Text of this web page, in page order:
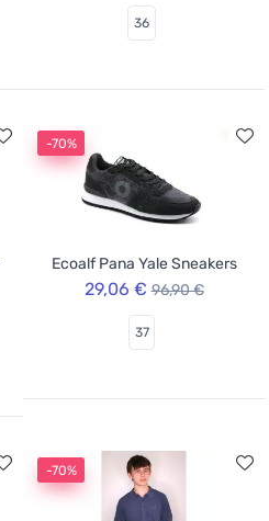
36
-70%
Ecoalf Pana Yale Sneakers
29,06 € 96,90 €
37
-70%